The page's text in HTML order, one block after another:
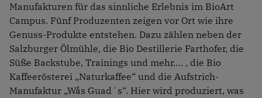
Manufakturen für das sinnliche Erlebnis im BioArt
Campus. Fünf Produzenten zeigen vor Ort wie ihre
Genuss-Produkte entstehen. Dazu zählen neben der
Salzburger Ölmühle, die Bio Destillerie Farthofer, die
Süße Backstube, Trainings und mehr…. , die Bio
Kaffeerösterei „Naturkaffee“ und die Aufstrich-
Manufaktur „Wås Guad´s“. Hier wird produziert, was